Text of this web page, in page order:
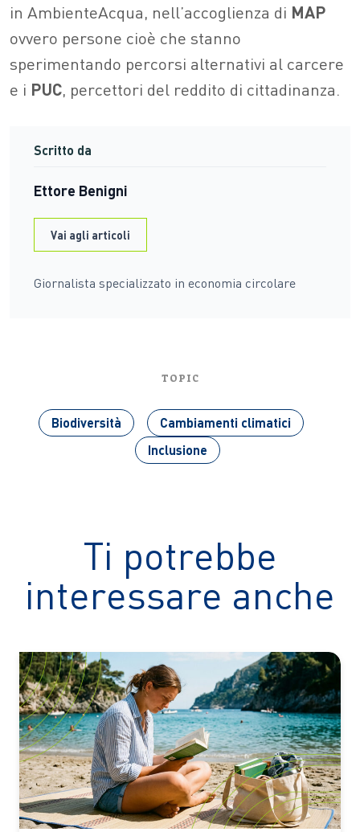
in AmbienteAcqua, nell’accoglienza di MAP
ovvero persone cioè che stanno
sperimentando percorsi alternativi al carcere
e i PUC, percettori del reddito di cittadinanza.
Scritto da
Ettore Benigni
Vai agli articoli
Giornalista specializzato in economia circolare
TOPIC
Biodiversità
Cambiamenti climatici
Inclusione
Ti potrebbe
interessare anche